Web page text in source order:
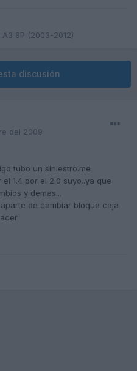
A3 8P (2003-2012)
discusión
del 2009
tubo un siniestro.me
1.4 por el 2.0 suyo..ya que
y demas...
de cambiar bloque caja